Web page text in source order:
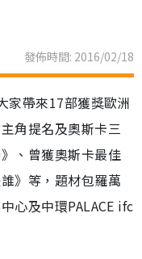
發佈時間: 2016/02/18
家帶來17部獲獎歐洲
角提名及奧斯卡三
、曾獲奧斯卡最佳
》等，題材包羅萬
心及中環PALACE ifc